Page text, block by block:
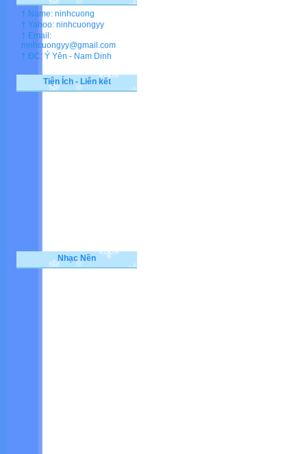
† Name: ninhcuong
† Yahoo: ninhcuongyy
† Email:
ninhcuongyy@gmail.com
† ĐC: Ý Yên - Nam Dinh
Tiện Ích - Liên kết
Nhạc Nền